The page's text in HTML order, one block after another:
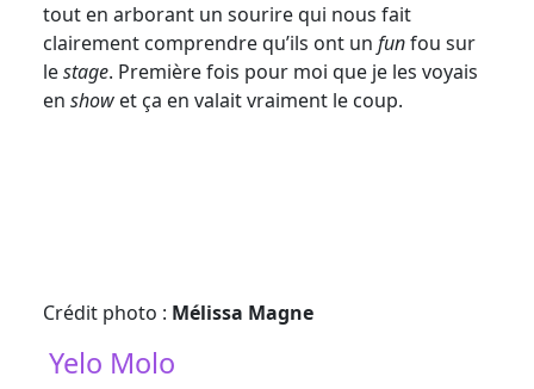
tout en arborant un sourire qui nous fait
clairement comprendre qu’ils ont un funfou sur
lestage. Première fois pour moi que je les voyais
en show et ça en valait vraiment le coup.
Crédit photo : Mélissa Magne
Yelo Molo